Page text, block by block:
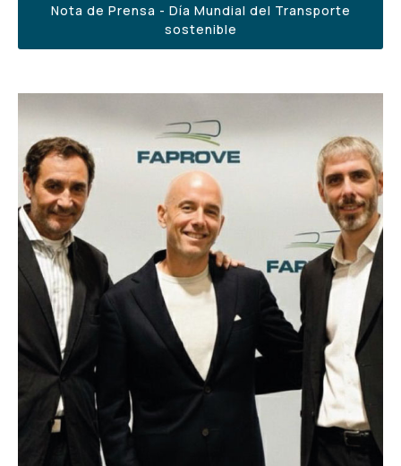
Nota de Prensa - Día Mundial del Transporte
sostenible